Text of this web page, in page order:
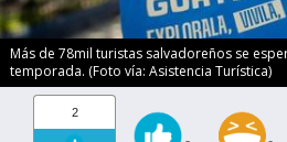
Más de 78mil turistas salvadoreños se
temporada. (Foto vía: Asistencia Turística)
2